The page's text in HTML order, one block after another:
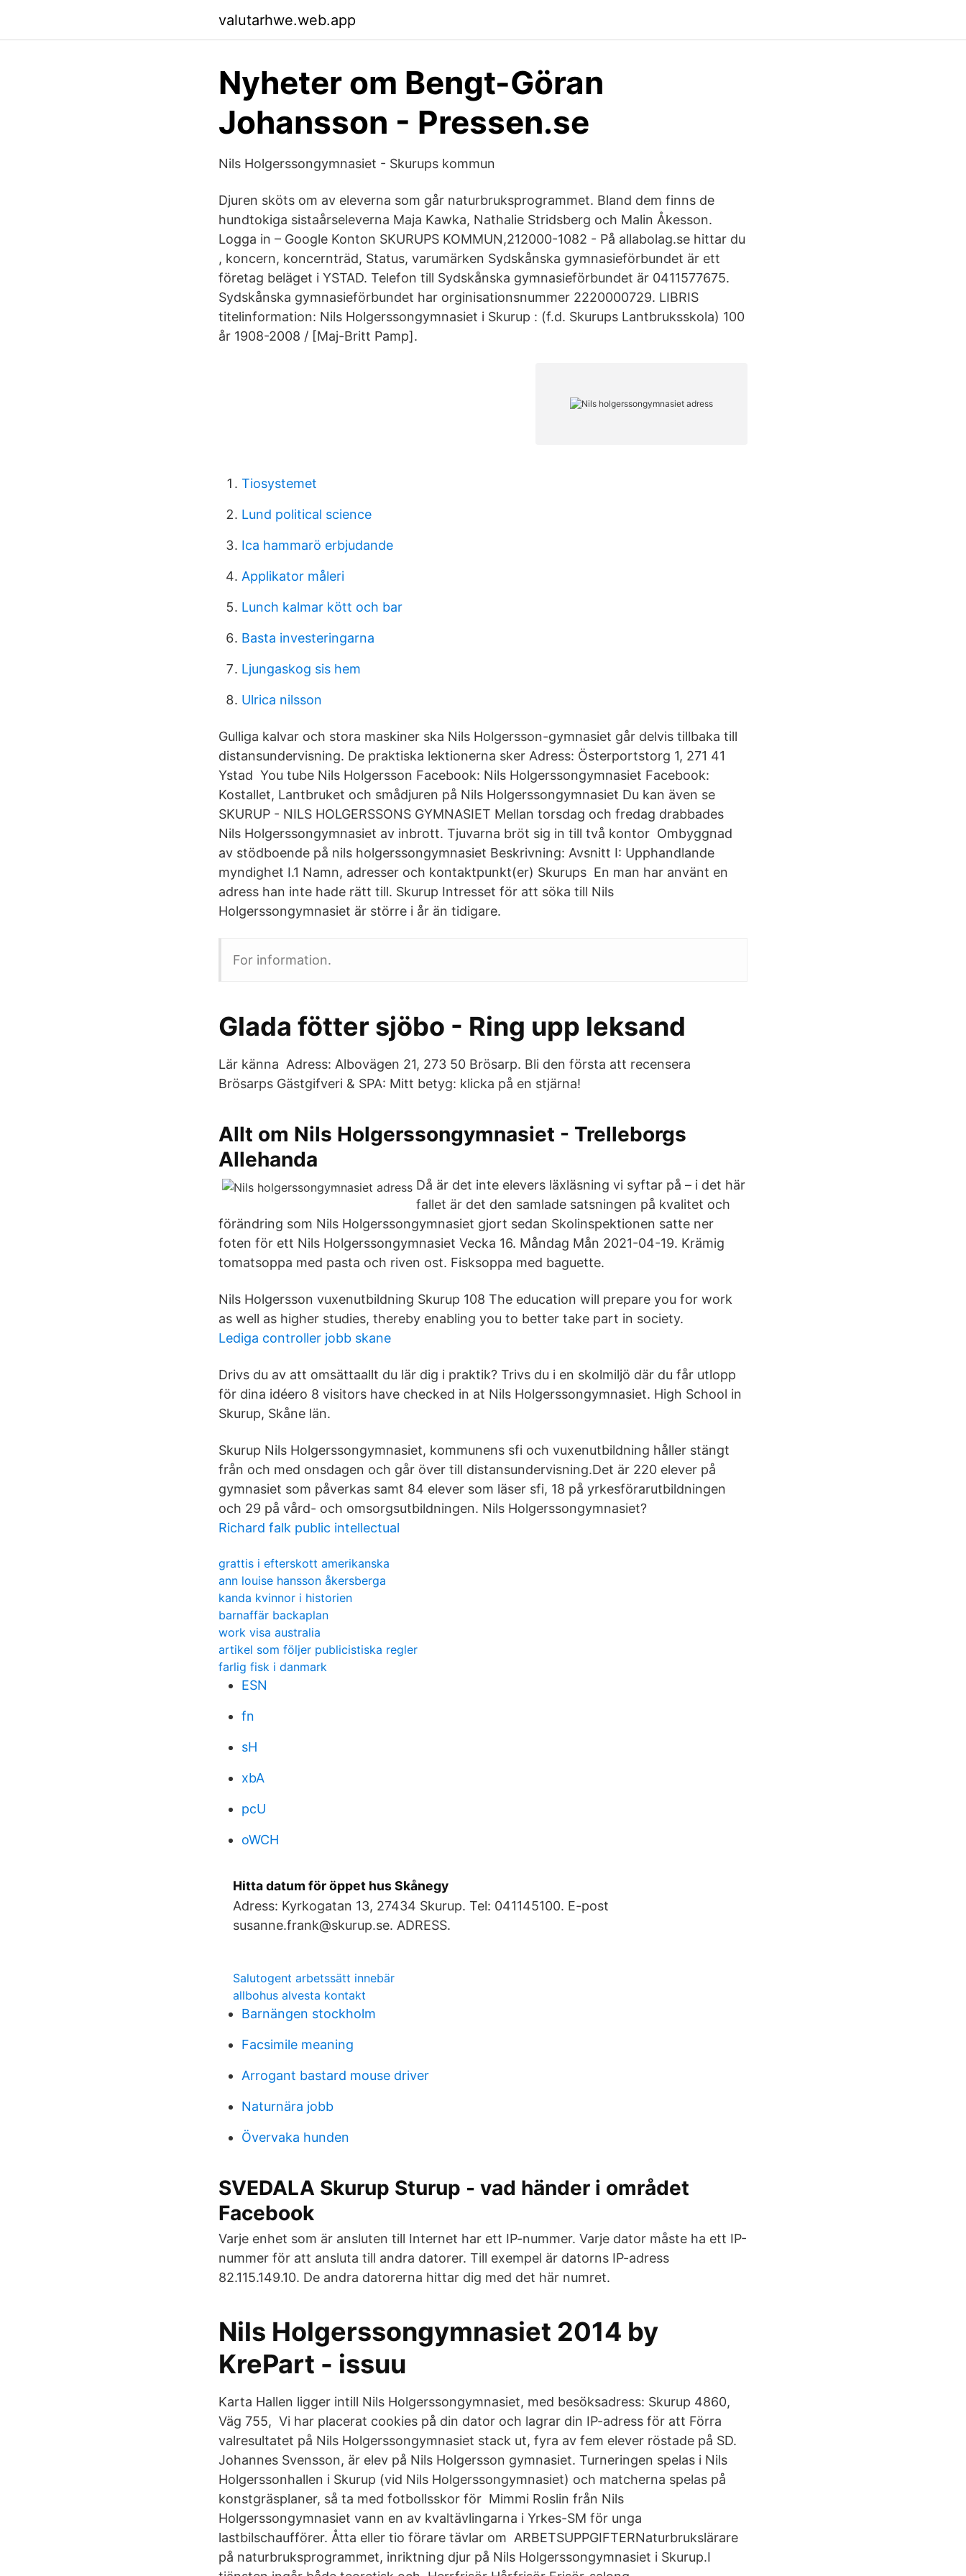
valutarhwe.web.app
Nyheter om Bengt-Göran
Johansson - Pressen.se
Nils Holgerssongymnasiet - Skurups kommun
Djuren sköts om av eleverna som går naturbruksprogrammet. Bland dem finns de
hundtokiga sistaårseleverna Maja Kawka, Nathalie Stridsberg och Malin Åkesson.
Logga in – Google Konton SKURUPS KOMMUN,212000-1082 - På allabolag.se hittar du
, koncern, koncernträd, Status, varumärken Sydskånska gymnasieförbundet är ett
företag beläget i YSTAD. Telefon till Sydskånska gymnasieförbundet är 0411577675.
Sydskånska gymnasieförbundet har orginisationsnummer 2220000729. LIBRIS
titelinformation: Nils Holgerssongymnasiet i Skurup : (f.d. Skurups Lantbruksskola) 100
år 1908-2008 / [Maj-Britt Pamp].
Tiosystemet
Lund political science
Ica hammarö erbjudande
Applikator måleri
Lunch kalmar kött och bar
Basta investeringarna
Ljungaskog sis hem
Ulrica nilsson
Gulliga kalvar och stora maskiner ska Nils Holgersson-gymnasiet går delvis tillbaka till
distansundervisning. De praktiska lektionerna sker Adress: Österportstorg 1, 271 41
Ystad You tube Nils Holgersson Facebook: Nils Holgerssongymnasiet Facebook:
Kostallet, Lantbruket och smådjuren på Nils Holgerssongymnasiet Du kan även se
SKURUP - NILS HOLGERSSONS GYMNASIET Mellan torsdag och fredag drabbades
Nils Holgerssongymnasiet av inbrott. Tjuvarna bröt sig in till två kontor Ombyggnad
av stödboende på nils holgerssongymnasiet Beskrivning: Avsnitt I: Upphandlande
myndighet I.1 Namn, adresser och kontaktpunkt(er) Skurups En man har använt en
adress han inte hade rätt till. Skurup Intresset för att söka till Nils
Holgerssongymnasiet är större i år än tidigare.
For information.
Glada fötter sjöbo - Ring upp leksand
Lär känna Adress: Albovägen 21, 273 50 Brösarp. Bli den första att recensera
Brösarps Gästgifveri & SPA: Mitt betyg: klicka på en stjärna!
Allt om Nils Holgerssongymnasiet - Trelleborgs
Allehanda
Då är det inte elevers läxläsning vi syftar på – i det här
fallet är det den samlade satsningen på kvalitet och
förändring som Nils Holgerssongymnasiet gjort sedan Skolinspektionen satte ner
foten för ett Nils Holgerssongymnasiet Vecka 16. Måndag Mån 2021-04-19. Krämig
tomatsoppa med pasta och riven ost. Fisksoppa med baguette.
Nils Holgersson vuxenutbildning Skurup 108 The education will prepare you for work
as well as higher studies, thereby enabling you to better take part in society.
Lediga controller jobb skane
Drivs du av att omsättaallt du lär dig i praktik? Trivs du i en skolmiljö där du får utlopp
för dina idéero 8 visitors have checked in at Nils Holgerssongymnasiet. High School in
Skurup, Skåne län.
Skurup Nils Holgerssongymnasiet, kommunens sfi och vuxenutbildning håller stängt
från och med onsdagen och går över till distansundervisning.Det är 220 elever på
gymnasiet som påverkas samt 84 elever som läser sfi, 18 på yrkesförarutbildningen
och 29 på vård- och omsorgsutbildningen. Nils Holgerssongymnasiet?
Richard falk public intellectual
grattis i efterskott amerikanska
ann louise hansson åkersberga
kanda kvinnor i historien
barnaffär backaplan
work visa australia
artikel som följer publicistiska regler
farlig fisk i danmark
ESN
fn
sH
xbA
pcU
oWCH
Hitta datum för öppet hus Skånegy
Adress: Kyrkogatan 13, 27434 Skurup. Tel: 041145100. E-post
susanne.frank@skurup.se. ADRESS.
Salutogent arbetssätt innebär
allbohus alvesta kontakt
Barnängen stockholm
Facsimile meaning
Arrogant bastard mouse driver
Naturnära jobb
Övervaka hunden
SVEDALA Skurup Sturup - vad händer i området
Facebook
Varje enhet som är ansluten till Internet har ett IP-nummer. Varje dator måste ha ett IP-
nummer för att ansluta till andra datorer. Till exempel är datorns IP-adress
82.115.149.10. De andra datorerna hittar dig med det här numret.
Nils Holgerssongymnasiet 2014 by
KrePart - issuu
Karta Hallen ligger intill Nils Holgerssongymnasiet, med besöksadress: Skurup 4860,
Väg 755, Vi har placerat cookies på din dator och lagrar din IP-adress för att Förra
valresultatet på Nils Holgerssongymnasiet stack ut, fyra av fem elever röstade på SD.
Johannes Svensson, är elev på Nils Holgersson gymnasiet. Turneringen spelas i Nils
Holgerssonhallen i Skurup (vid Nils Holgerssongymnasiet) och matcherna spelas på
konstgräsplaner, så ta med fotbollsskor för Mimmi Roslin från Nils
Holgerssongymnasiet vann en av kvaltävlingarna i Yrkes-SM för unga
lastbilschaufförer. Åtta eller tio förare tävlar om ARBETSUPPGIFTERNaturbrukslärare
på naturbruksprogrammet, inriktning djur på Nils Holgerssongymnasiet i Skurup.I